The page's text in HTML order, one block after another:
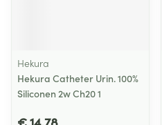
Hekura
Hekura Catheter Urin. 100%
Siliconen 2w Ch20 1